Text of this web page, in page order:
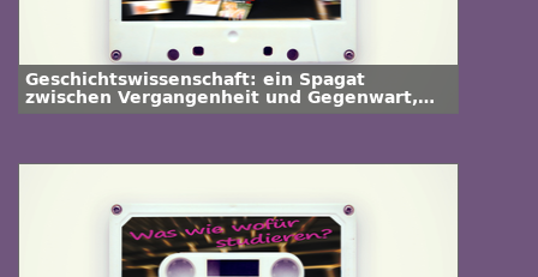
Geschichtswissenschaft: ein Spagat
zwischen Vergangenheit und Gegenwart,
zwischen Wissen und Phantasie